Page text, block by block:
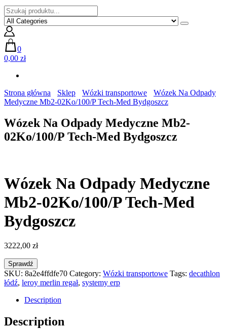
0
0,00 zł
Strona główna Sklep Wózki transportowe
Wózek Na Odpady
Medyczne Mb2-02Ko/100/P Tech-Med Bydgoszcz
Wózek Na Odpady Medyczne Mb2-
02Ko/100/P Tech-Med Bydgoszcz
Wózek Na Odpady Medyczne
Mb2-02Ko/100/P Tech-Med
Bydgoszcz
3222,00 zł
Sprawdź
SKU: 8a2e4ffdfe70 Category: Wózki transportowe Tags: decathlon
łódź, leroy merlin regał, systemy erp
Description
Description